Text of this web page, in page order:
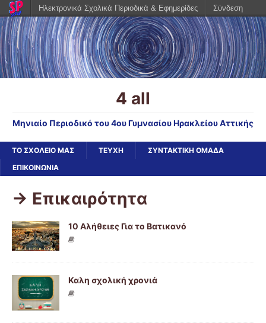
4 all
Μηνιαίο Περιοδικό του 4ου Γυμνασίου Ηρακλείου Αττικής
ΤΟ ΣΧΟΛΕΙΟ ΜΑΣ ΤΕΥΧΗ
ΣΥΝΤΑΚΤΙΚΗ ΟΜΑΔΑ
ΕΠΙΚΟΙΝΩΝΙΑ
-> Επικαιρότητα
10 Αλήθειες Για το Βατικανό
Καλη σχολική χρονιά
Ηλεκτρονικά Σχολικά Περιοδικά & Εφημερίδες Σύνδεση